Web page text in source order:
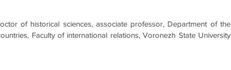
of historical sciences, associate professor, Department of the
Faculty of international relations, Voronezh State University